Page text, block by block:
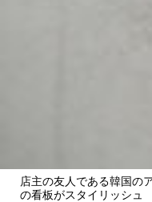
店主の友人である韓国の
の看板がスタイリッシュ